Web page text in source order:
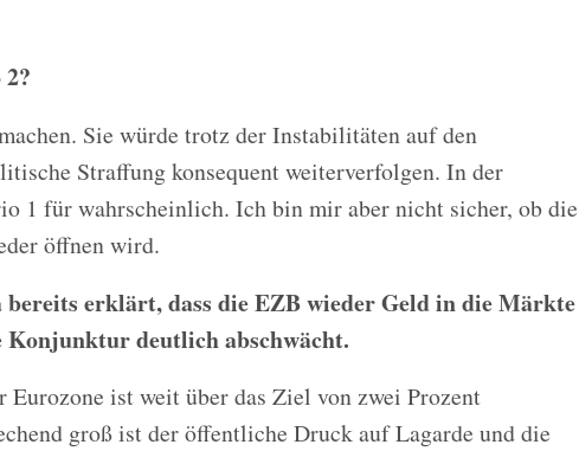
Sie würde trotz der Instabilitäten auf den
Straffung konsequent weiterverfolgen. In der
1 für wahrscheinlich. Ich bin mir aber nicht sicher, ob die
öffnen wird.
erklärt, dass die EZB wieder Geld in die Märkte
Konjunktur deutlich abschwächt.
ist weit über das Ziel von zwei Prozent
groß ist der öffentliche Druck auf Lagarde und die